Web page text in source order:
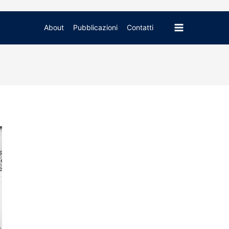
About Pubblicazioni Contatti
Main
Menu